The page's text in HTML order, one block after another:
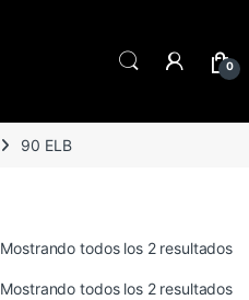
0
90 ELB
Mostrando todos los 2 resultados
Mostrando todos los 2 resultados